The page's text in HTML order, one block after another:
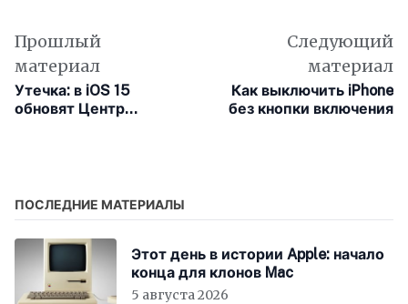
Прошлый
материал
Утечка: в iOS 15
обновят Центр
Следующий
материал
Как выключить iPhone
без кнопки включения
ПОСЛЕДНИЕ МАТЕРИАЛЫ
Этот день в истории Apple: начало
конца для клонов Mac
5 августа 2026